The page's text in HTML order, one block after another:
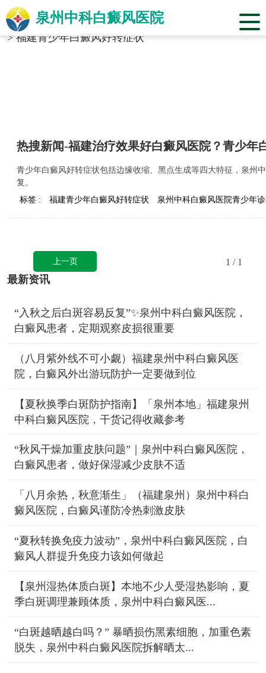
泉州中科白癜风医院
当前位置：福建省泉州市中科白癜风医院
标签合辑
>福建青少年白癜风好转症状
热搜新闻-福建治疗效果好白癜风医院？青少年
青少年白癜风好转症状包括边缘收缩、黑点生成等四大特征，泉州
复。
标签 :
福建青少年白癜风好转症状 泉州中科白癜风医院青少年
上一页 1 / 1
最新资讯
“入秋之后白斑容易反复”✨泉州中科白癜风医院，
白癜风患者，定期观察皮损很重要
（八月紫外线不可小觑）福建泉州中科白癜风医
院，白癜风外出游玩防护一定要做到位
【夏秋换季白斑防护指南】「泉州本地」福建泉州
中科白癜风医院，干货记得收藏参考
“秋风干燥加重皮肤问题”｜泉州中科白癜风医院，
白癜风患者，做好保湿减少皮肤不适
「八月余热，秋意渐生」（福建泉州）泉州中科白
癜风医院，白癜风谨防冷热刺激皮肤
“夏秋转换免疫力波动”，泉州中科白癜风医院，白
癜风人群提升免疫力该如何做起
【泉州湿热体质白斑】本地不少人受湿热影响，夏
季白斑调理兼顾体质，泉州中科白癜风医...
“白斑越晒越白吗？” 暴晒损伤黑素细胞，加重色素
脱失，泉州中科白癜风医院拆解晒太...